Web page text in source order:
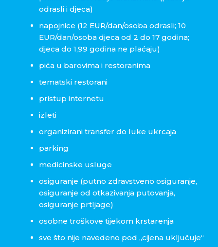
odrasli i djeca)
napojnice (12 EUR/dan/osoba odrasli; 10
EUR/dan/osoba djeca od 2 do 17 godina;
djeca do 1,99 godina ne plaćaju)
pića u barovima i restoranima
tematski restorani
pristup internetu
izleti
organizirani transfer do luke ukrcaja
parking
medicinske usluge
osiguranje (putno zdravstveno osiguranje,
osiguranje od otkazivanja putovanja,
osiguranje prtljage)
osobne troškove tijekom krstarenja
sve što nije navedeno pod „cijena uključuje“